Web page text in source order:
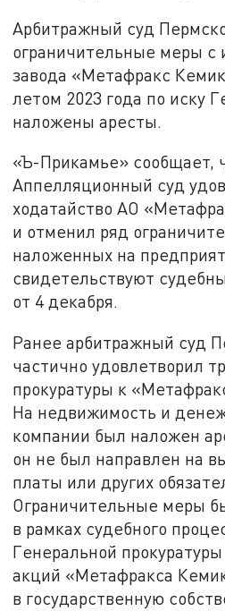
Арбитражный суд
ограничительные меры с
завода «Метафракс
летом 2023 года по иску
наложены аресты.
«Ъ-Прикамье» сообщает,
Аппелляционный суд
ходатайство АО
и отменил ряд
наложенных на
свидетельствуют
от 4 декабря.
Ранее арбитражный суд
частично удовлетворил
прокуратуры к
На недвижимость и
компании был наложен
он не был направлен на
платы или других
Ограничительные меры
в рамках судебного
Генеральной
акций «Метафракса
в государственную